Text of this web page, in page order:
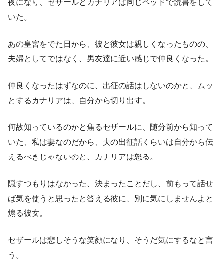
夜になり、セザールとカナリアは同じベッドで読書をして
いた。
あの皇宮をでた日から、彼と彼女は親しくなったものの、
夫婦としてではなく、男友達に近い感じで仲良くなった。
仲良くなったはずなのに、出征の話はしないのかと、ムッ
とするカナリアは、自分から切り出す。
何故知っているのかと焦るセザールに、随分前から知って
いた、私は妻なのだから、夫の出征話くらいは自分から伝
えるべきじゃないのと、カナリアは怒る。
隠すつもりはなかった、決まったことだし、前もって話せ
ば気を使うと思ったと答える彼に、別に気にしませんよと
煽る彼女。
セザールは悲しそうな笑顔になり、そうだ気にするなと言
う。